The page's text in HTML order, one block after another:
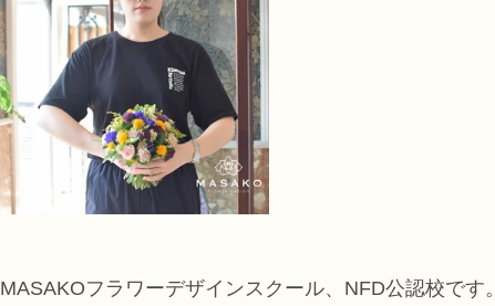
MASAKOフラワーデザインスクール、NFD公認校です。